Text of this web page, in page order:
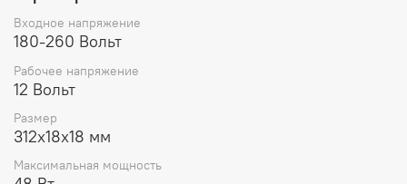
Макс. ток – 4А
Размер – 312х18х18 мм
Корпус – алюминиевый
Степень защиты – IP23 для помещений
Входное напряжение
180-260 Вольт
Рабочее напряжение
12 Вольт
Размер
312х18х18 мм
Максимальная мощность